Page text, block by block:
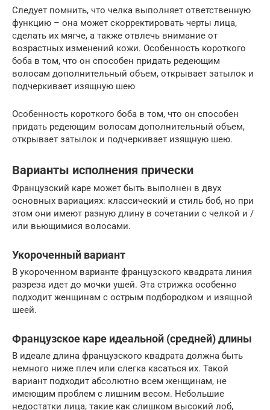
Следует помнить, что челка выполняет ответственную
функцию – она ​​может скорректировать черты лица,
сделать их мягче, а также отвлечь внимание от
возрастных изменений кожи. Особенность короткого
боба в том, что он способен придать редеющим
волосам дополнительный объем, открывает затылок и
подчеркивает изящную шею
Особенность короткого боба в том, что он способен
придать редеющим волосам дополнительный объем,
открывает затылок и подчеркивает изящную шею.
Варианты исполнения прически
Французский каре может быть выполнен в двух
основных вариациях: классический и стиль боб, но при
этом они имеют разную длину в сочетании с челкой и /
или вьющимися волосами.
Укороченный вариант
В укороченном варианте французского квадрата линия
разреза идет до мочки ушей. Эта стрижка особенно
подходит женщинам с острым подбородком и изящной
шеей.
Французское каре идеальной (средней) длины
В идеале длина французского квадрата должна быть
немного ниже плеч или слегка касаться их. Такой
вариант подходит абсолютно всем женщинам, не
имеющим проблем с лишним весом. Небольшие
недостатки лица, такие как слишком высокий лоб,